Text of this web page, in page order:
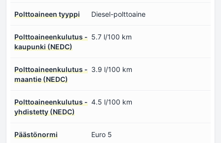
Polttoaineen tyyppi Diesel-polttoaine
Polttoaineenkulutus -
kaupunki (NEDC)
5.7 l/100 km
Polttoaineenkulutus -
maantie (NEDC)
3.9 l/100 km
Polttoaineenkulutus -
yhdistetty (NEDC)
4.5 l/100 km
Päästönormi Euro 5